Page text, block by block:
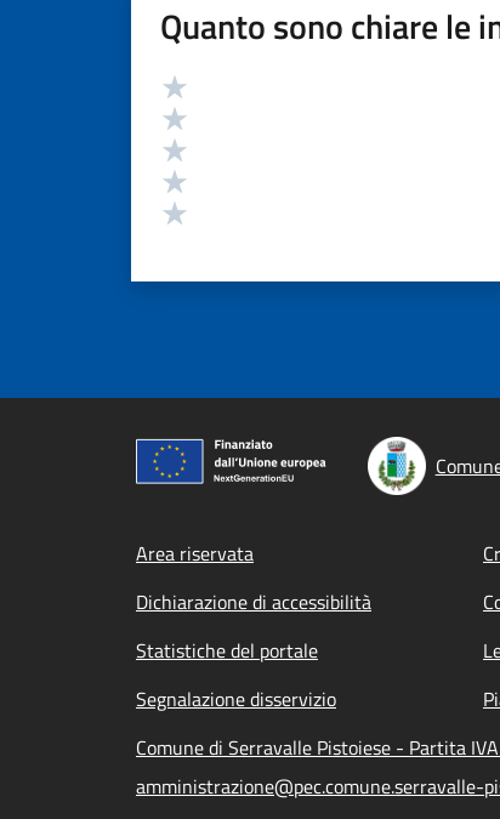
Quanto sono chiare le
Valutazione
Footer menu
Area riservata
Dichiarazione di accessibilità
Statistiche del portale
Segnalazione disservizio
Comune di Serravalle Pistoiese - Partita
amministrazione@pec.comune.serravalle-